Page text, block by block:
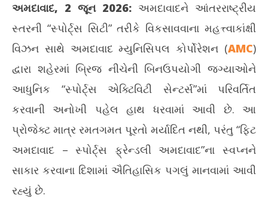
NOW VIEWING
AMCની પહેલ: બ્રિજ નીચે ઊભા થઈ રહ્યા છે વર્લ્ડ ક્લાસ સ્પોર્ટ્સ
એક્ટિવિટી સેન્ટર્સ, જુઓ વીડિયો
June
2,
2026
અમદાવાદ, 2 જૂન 2026: અમદાવાદને આંતરરાષ્ટ્રીય
સ્તરની “સ્પોર્ટ્સ સિટી” તરીકે વિકસાવવાના મહત્ત્વાકાંક્ષી
વિઝન સાથે અમદાવાદ મ્યુનિસિપલ કોર્પોરેશન (AMC)
દ્વારા શહેરમાં બ્રિજ નીચેની બિનઉપયોગી જગ્યાઓને
આધુનિક “સ્પોર્ટ્સ એક્ટિવિટી સેન્ટર્સ”માં પરિવર્તિત
કરવાની અનોખી પહેલ હાથ ધરવામાં આવી છે. આ
પ્રોજેક્ટ માત્ર રમતગમત પૂરતો મર્યાદિત નથી, પરંતુ “ફિટ
અમદાવાદ – સ્પોર્ટ્સ ફ્રેન્ડલી અમદાવાદ”ના સ્વપ્નને
સાકાર કરવાના દિશામાં ઐતિહાસિક પગલું માનવામાં આવી
રહ્યું છે.